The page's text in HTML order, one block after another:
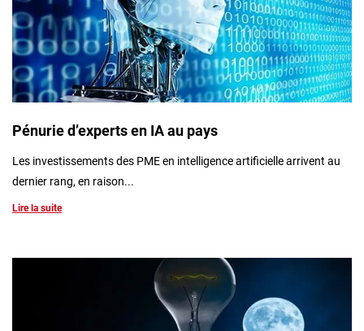
Pénurie d’experts en IA au pays
Les investissements des PME en intelligence artificielle arrivent au
dernier rang, en raison...
Lire la suite